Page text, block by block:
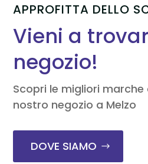
APPROFITTA DELLO
Vieni a
negozio!
Scopri le migliori marche
nostro negozio a Melzo
DOVE SIAMO